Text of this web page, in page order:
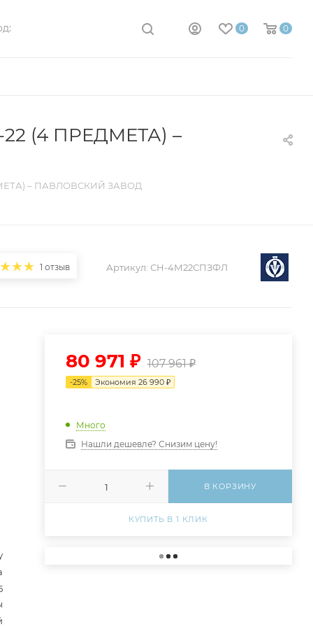
0 0
(4 ПРЕДМЕТА) –
– ПАВЛОВСКИЙ ЗАВОД
1 отзыв Артикул: СН-4М22СПЗФЛ
80 971 ₽ 107 961₽
-25% Экономия 26 990₽
Много
Нашли дешевле? Снизим цену!
В КОРЗИНУ
КУПИТЬ В 1 КЛИК